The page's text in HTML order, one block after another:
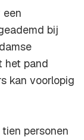
bij
het pand
kan voorlopig
personen